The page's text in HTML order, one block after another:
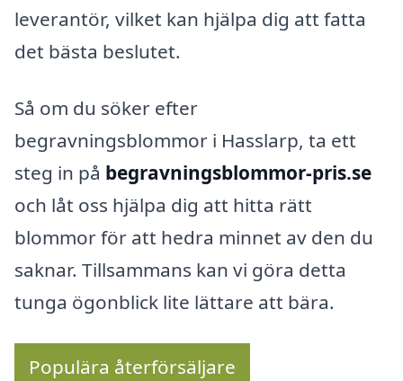
leverantör, vilket kan hjälpa dig att fatta
det bästa beslutet.
Så om du söker efter
begravningsblommor i Hasslarp, ta ett
steg in på begravningsblommor-pris.se
och låt oss hjälpa dig att hitta rätt
blommor för att hedra minnet av den du
saknar. Tillsammans kan vi göra detta
tunga ögonblick lite lättare att bära.
Populära återförsäljare